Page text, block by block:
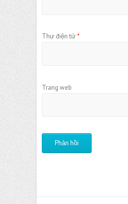
Thư điện tử*
Trang web